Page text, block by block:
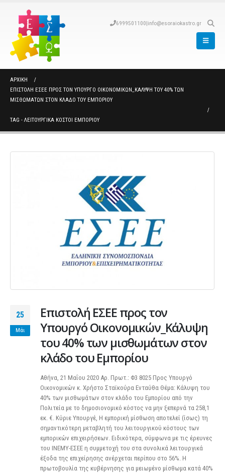
6999501100|info@esoraiokastro.gr
ΑΡΧΙΚΉ
ΕΠΙΣΤΟΛΉ ΕΣΕΕ ΠΡΟΣ ΤΟΝ ΥΠΟΥΡΓΌ ΟΙΚΟΝΟΜΙΚΏΝ_ΚΆΛΥΨΗ ΤΟΥ 40% ΤΩΝ
ΜΙΣΘΩΜΆΤΩΝ ΣΤΟΝ ΚΛΆΔΟ ΤΟΥ ΕΜΠΟΡΊΟΥ
TAG - ΛΕΙΤΟΥΡΓΙΚΑ ΚΟΣΤΟΙ ΕΜΠΟΡΙΟΥ
25
Μάι
Επιστολή ΕΣΕΕ προς τον
Υπουργό Οικονομικών_Κάλυψη
του 40% των μισθωμάτων στον
κλάδο του Εμπορίου
Αθήνα, 21 Μαΐου 2020 Αρ. Πρωτ.: Φ3 8025 Προς Υπουργό
Οικονομικών κ. Χρήστο Σταϊκούρα Ενταύθα Θέμα: Κάλυψη του
40% των μισθωμάτων στον κλάδο του Εμπορίου από την
Πολιτεία με το δημοσιονομικό κόστος να μην ξεπερνά τα 258,1
εκ. €. Κύριε Υπουργέ, Η εμπορική μίσθωση αποτελεί (ίσως) τη
σημαντικότερη μεταβλητή του λειτουργικού κόστους των
εμπορικών επιχειρήσεων. Ειδικότερα, σύμφωνα με τις έρευνες
του ΙΝΕΜΥ-ΕΣΕΕ η συμμετοχή του στα συνολικά λειτουργικά
έξοδα της επιχείρησης ανέρχεται περίπου στο 56%. Η
πρωτοβουλία της κυβέρνησης για μειωμένο μίσθωμα κατά 40%